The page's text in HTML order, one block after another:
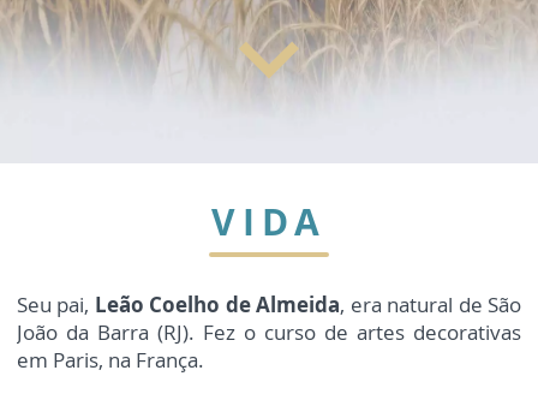
keyboard_arrow_down
VIDA
Seu pai, Leão Coelho de Almeida, era natural de São
João da Barra (RJ). Fez o curso de artes decorativas
em Paris, na França.